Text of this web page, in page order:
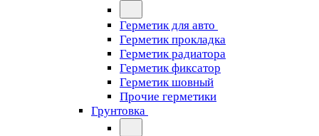
Герметик для авто
Герметик прокладка
Герметик радиатора
Герметик фиксатор
Герметик шовный
Прочие герметики
Грунтовка